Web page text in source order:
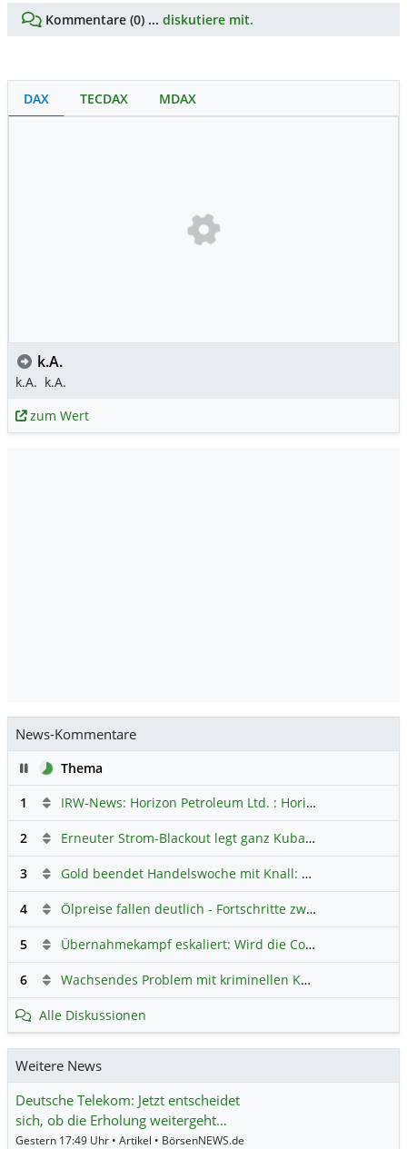
Kommentare (0) ... diskutiere mit.
DAX TECDAX MDAX
k.A.
k.A. k.A.
zum Wert
News-Kommentare
PauseThema
1
IRW-News: Horizon Petroleum Ltd. : Horizon Petroleum beginnt mit der Testförderung im Projekt Lachowice in Polen und schließt die Platzierung einer überzeichneten Wandelanleihe ab
2 Erneuter Strom-Blackout legt ganz Kuba lahm
3 Gold beendet Handelswoche mit Knall: Barrick Mining – Ist diese Aktie wieder ein Kauf?
4 Ölpreise fallen deutlich - Fortschritte zwischen USA und Iran belasten
5 Übernahmekampf eskaliert: Wird die Commerzbank italienisch?
6 Wachsendes Problem mit kriminellen Kunden im Online-Handel
Alle Diskussionen
Weitere News
Deutsche Telekom: Jetzt entscheidet
sich, ob die Erholung weitergeht…
Gestern 17:49 Uhr • Artikel • BörsenNEWS.de